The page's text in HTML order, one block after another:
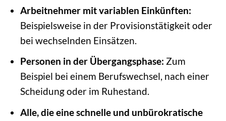
Arbeitnehmer mit variablen Einkünften:
Beispielsweise in der Provisionstätigkeit oder
bei wechselnden Einsätzen.
Personen in der Übergangsphase: Zum
Beispiel bei einem Berufswechsel, nach einer
Scheidung oder im Ruhestand.
Alle, die eine schnelle und unbürokratische